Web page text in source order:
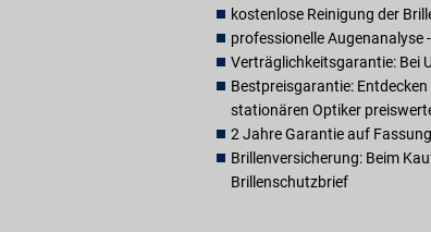
kostenlose Reinigung der
professionelle Augenanalyse
Verträglichkeitsgarantie: Bei
Bestpreisgarantie:
stationären Optiker
2 Jahre Garantie auf
Brillenversicherung: Beim
Brillenschutzbrief